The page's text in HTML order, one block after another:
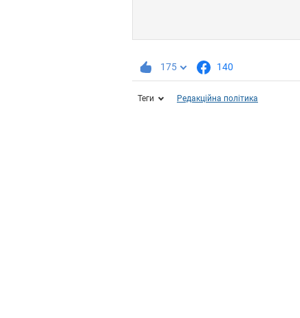
175 140
Теги Редакційна політика